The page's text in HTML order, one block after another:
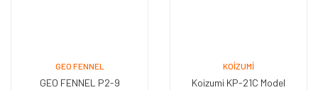
GEO FENNEL
GEO FENNEL P2-9
KOIZUMI
Koizumi KP-21C Model